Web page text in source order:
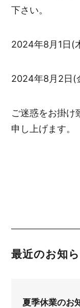
下さい。
2024年8月1
2024年8月2
ご迷惑をお掛け
申し上げます。
最近のお知
夏季休業のお